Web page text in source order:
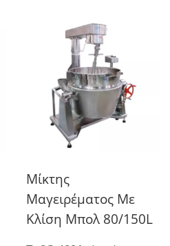
Μίκτης
Μαγειρέματος Με
Κλίση Μπολ 80/150L